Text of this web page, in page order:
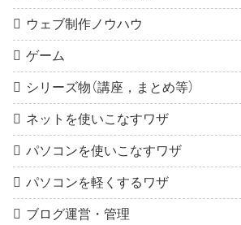
ウェブ制作ノウハウ
ゲーム
シリーズ物（講座，まとめ等）
ネットを使いこなすワザ
パソコンを使いこなすワザ
パソコンを軽くするワザ
ブログ運営・管理